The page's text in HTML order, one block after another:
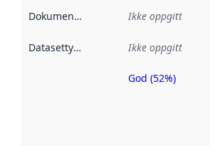
Dokumentasjon Ikke oppgitt
Datasettype Ikke oppgitt
Metadatakvalitet
God (52%)